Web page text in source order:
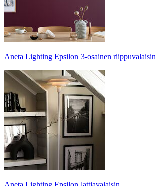
Aneta Lighting Epsilon 3-osainen riippuvalaisin